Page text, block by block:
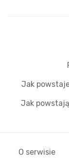
Jak
Jak
O serwisie